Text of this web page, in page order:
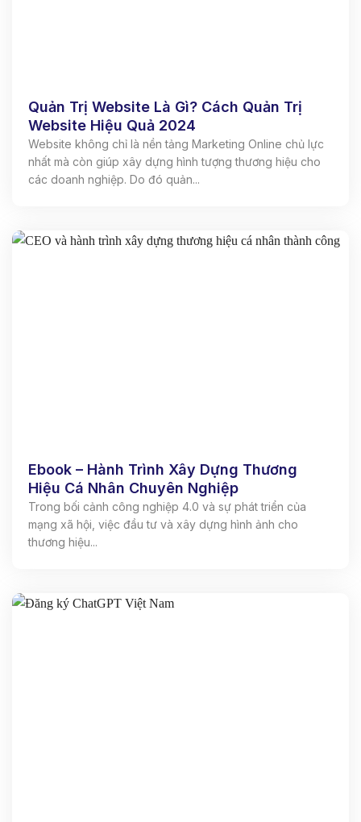
Quản Trị Website Là Gì? Cách Quản Trị
Website Hiệu Quả 2024
Website không chỉ là nền tảng Marketing Online chủ lực
nhất mà còn giúp xây dựng hình tượng thương hiệu cho
các doanh nghiệp. Do đó quản...
Ebook – Hành Trình Xây Dựng Thương
Hiệu Cá Nhân Chuyên Nghiệp
Trong bối cảnh công nghiệp 4.0 và sự phát triển của
mạng xã hội, việc đầu tư và xây dựng hình ảnh cho
thương hiệu...